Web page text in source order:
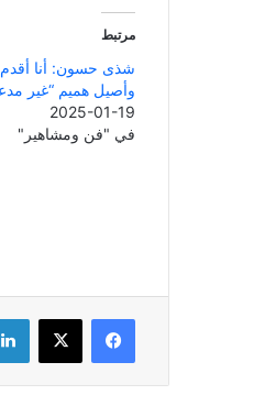
مرتبط
شذى حسون: أنا أقدم
وأصيل هميم “غير
2025-01-19
في "فن ومشاهير"
فيسبوك ‫X